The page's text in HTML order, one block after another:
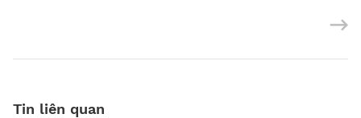
Tin liên quan